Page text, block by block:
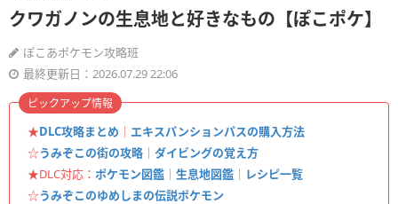
クワガノンの生息地と好きなもの【ぽこポケ】
ぽこあポケモン攻略班
最終更新日：2026.07.29 22:06
★DLC攻略まとめ ｜ エキスパンションパスの購入方法
☆うみぞこの街の攻略 ｜ ダイビングの覚え方
★DLC対応： ポケモン図鑑 ｜ 生息地図鑑 ｜ レシピ一覧
☆うみぞこのゆめしまの伝説ポケモン
ピックアップ情報